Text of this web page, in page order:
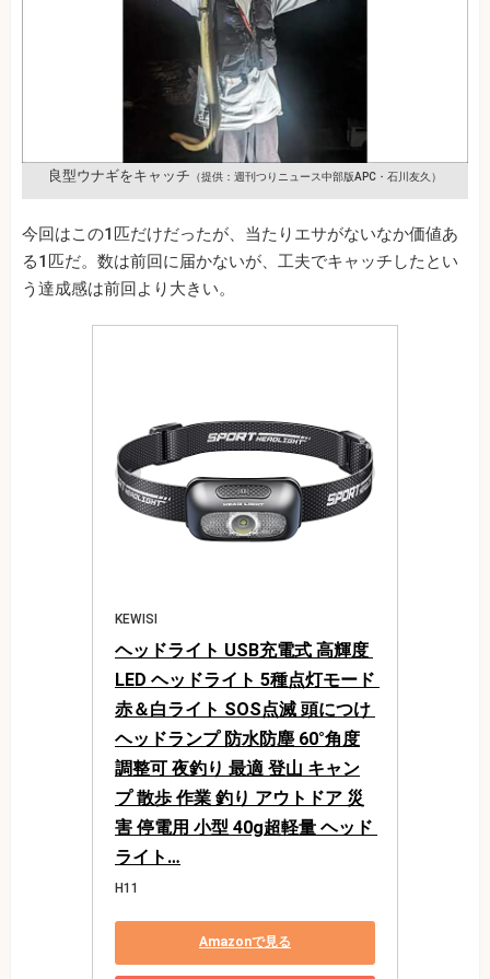
良型ウナギをキャッチ （提供：週刊つりニュース中部版APC・石川友久）
今回はこの1匹だけだったが、当たりエサがないなか価値あ
る1匹だ。数は前回に届かないが、工夫でキャッチしたとい
う達成感は前回より大きい。
KEWISI
ヘッドライト USB充電式 高輝度
LED ヘッドライト 5種点灯モード
赤＆白ライト SOS点滅 頭につけ
ヘッドランプ 防水防塵 60°角度
調整可 夜釣り 最適 登山 キャン
プ 散歩 作業 釣り アウトドア 災
害 停電用 小型 40g超軽量 ヘッド
ライト…
H11
Amazonで見る